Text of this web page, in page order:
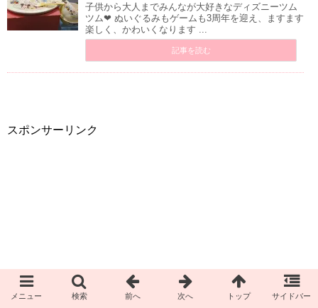
子供から大人までみんなが大好きなディズニーツム
ツム❤︎ ぬいぐるみもゲームも3周年を迎え、ますます
楽しく、かわいくなります ...
記事を読む
スポンサーリンク